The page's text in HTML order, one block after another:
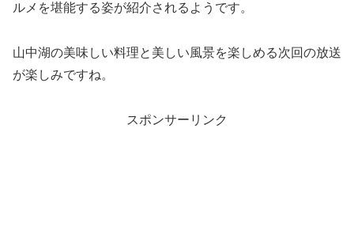
ルメを堪能する姿が紹介されるようです。
山中湖の美味しい料理と美しい風景を楽しめる次回の放送
が楽しみですね。
スポンサーリンク